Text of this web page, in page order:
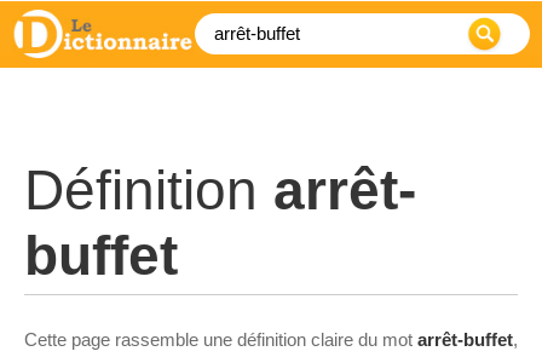
Définition arrêt-
buffet
Cette page rassemble une définition claire du mot arrêt-buffet,